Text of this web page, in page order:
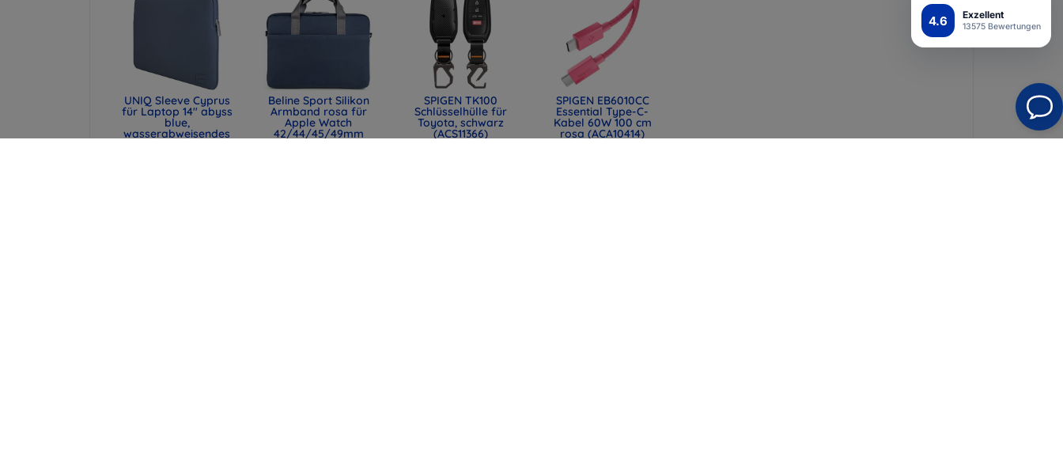
4.6 Exzellent
13575 Bewertungen
UNIQ Sleeve Cyprus
für Laptop 14" abyss
blue,
wasserabweisendes
Beline Sport Silikon
Armband rosa für
Apple Watch
42/44/45/49mm
SPIGEN TK100
Schlüsselhülle für
Toyota, schwarz
(ACS11366)
SPIGEN EB6010CC
Essential Type-C-
Kabel 60W 100 cm
rosa (ACA10414)